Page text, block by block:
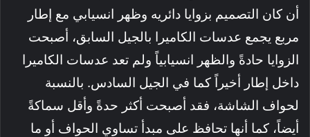
أن كان التصميم بزوايا دائريه وظهر انسيابي مع إطار
مربع يجمع عدسات الكاميرا بالجيل السابق، أصبحت
الزوايا حادةً والظهر انسيابياً ولم تعد عدسات الكاميرا
داخل إطار أخيراً كما في الجيل السادس. بالنسبة
لحواف الشاشة، فقد أصبحت أكثر حدةً وأقل سماكةً
أيضاً، كما أنها تحافظ على مبدأ تساوي الحواف أو ما